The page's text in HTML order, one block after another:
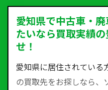
愛知県で中古車・
たいなら買取実績
せ！
愛知県に居住されている
の買取先をお探しなら、